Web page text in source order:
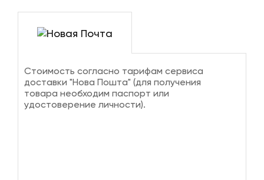
Стоимость согласно тарифам сервиса
доставки "Нова Пошта" (для получения
товара необходим паспорт или
удостоверение личности).